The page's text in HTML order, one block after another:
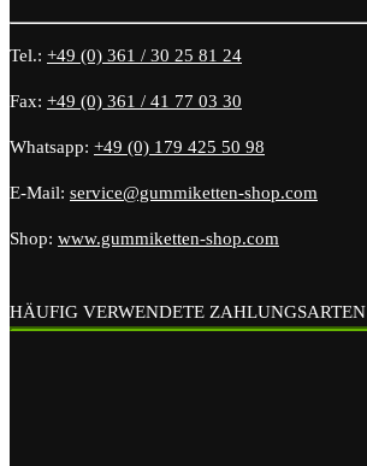
Tel.: +49 (0) 361 / 30 25 81 24
Fax: +49 (0) 361 / 41 77 03 30
Whatsapp: +49 (0) 179 425 50 98
E-Mail: service@gummiketten-shop.com
Shop: www.gummiketten-shop.com
HÄUFIG VERWENDETE ZAHLUNGSARTEN